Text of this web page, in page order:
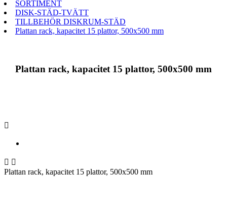
SORTIMENT
DISK-STÄD-TVÄTT
TILLBEHÖR DISKRUM-STÄD
Plattan rack, kapacitet 15 plattor, 500x500 mm
Plattan rack, kapacitet 15 plattor, 500x500 mm

 
Plattan rack, kapacitet 15 plattor, 500x500 mm